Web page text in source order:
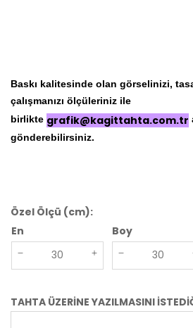
Baskı kalitesinde olan görselinizi,
çalışmanızı ölçüleriniz ile
birlikte grafik@kagittahta.com.tr
gönderebilirsiniz.
Özel Ölçü (cm):
En
Boy
TAHTA ÜZERİNE YAZILMASINI